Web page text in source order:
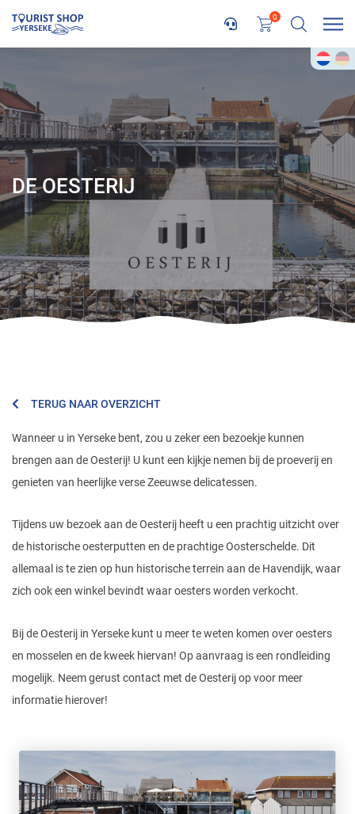
0
DE OESTERIJ
TERUG NAAR OVERZICHT
Wanneer u in Yerseke bent, zou u zeker een bezoekje kunnen
brengen aan de Oesterij! U kunt een kijkje nemen bij de proeverij en
genieten van heerlijke verse Zeeuwse delicatessen.
Tijdens uw bezoek aan de Oesterij heeft u een prachtig uitzicht over
de historische oesterputten en de prachtige Oosterschelde. Dit
allemaal is te zien op hun historische terrein aan de Havendijk, waar
zich ook een winkel bevindt waar oesters worden verkocht.
Bij de Oesterij in Yerseke kunt u meer te weten komen over oesters
en mosselen en de kweek hiervan! Op aanvraag is een rondleiding
mogelijk. Neem gerust contact met de Oesterij op voor meer
informatie hierover!